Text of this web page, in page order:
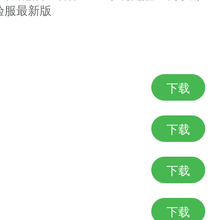
服最新版
下载
下载
下载
下载